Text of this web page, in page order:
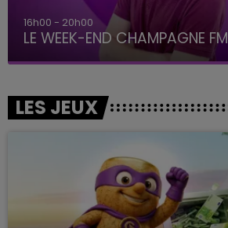
16h00 - 20h00
LE WEEK-END CHAMPAGNE FM
LES JEUX